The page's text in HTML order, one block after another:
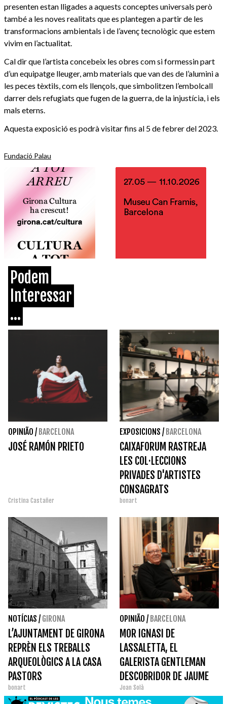
presenten estan lligades a aquests conceptes universals però
també a les noves realitats que es plantegen a partir de les
transformacions ambientals i de l’avenç tecnològic que estem
vivim en l’actualitat.
Cal dir que l’artista concebeix les obres com si formessin part
d’un equipatge lleuger, amb materials que van des de l’alumini a
les peces tèxtils, com els llençols, que simbolitzen l’embolcall
darrer dels refugiats que fugen de la guerra, de la injustícia, i els
mals eterns.
Aquesta exposició es podrà visitar fins al 5 de febrer del 2023.
Fundació Palau
Podem
Interessar
...
OPINIÃO / BARCELONA
JOSÉ RAMÓN PRIETO
Cristina Castañer
EXPOSICIONS / BARCELONA
CAIXAFORUM RASTREJA
LES COL·LECCIONS
PRIVADES D'ARTISTES
CONSAGRATS
bonart
NOTÍCIAS / GIRONA
L’AJUNTAMENT DE GIRONA
REPRÈN ELS TREBALLS
ARQUEOLÒGICS A LA CASA
PASTORS
bonart
OPINIÃO / BARCELONA
MOR IGNASI DE
LASSALETTA, EL
GALERISTA GENTLEMAN
DESCOBRIDOR DE JAUME
PLENSA
Joan Solà